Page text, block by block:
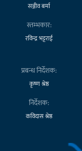
सञ्जीव बर्मा
स्तम्भकार:
रविन्द्र भट्टराई
प्रबन्ध निर्देशक:
कृष्ण श्रेष्ठ
निर्देशक:
कविदास श्रेष्ठ